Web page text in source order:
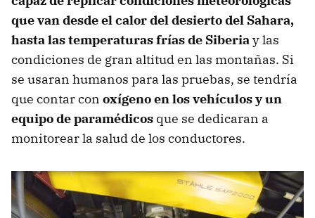
que van desde el calor del desierto del Sahara,
hasta las temperaturas frías de Siberiay las
condiciones de gran altitud en las montañas. Si
se usaran humanos para las pruebas, se tendría
que contar con oxígeno en los vehículos y un
equipo de paramédicos que se dedicaran a
monitorear la salud de los conductores.